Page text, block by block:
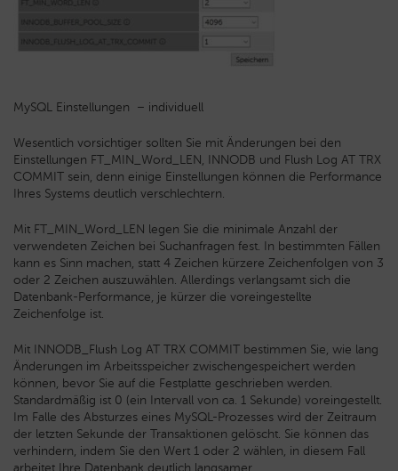
MySQL Einstellungen – individuell
Wesentlich vorsichtiger sollten Sie mit Änderungen bei den
Einstellungen FT_MIN_Word_LEN, INNODB und Flush Log AT TRX
COMMIT sein, denn einige Einstellungen können die Performance
Ihres Systems deutlich verschlechtern.
Mit FT_MIN_Word_LEN legen Sie die minimale Anzahl der
verwendeten Zeichen bei Suchanfragen fest. In bestimmten Fällen
kann es Sinn machen, statt 4 Zeichen kürzere Zeichenfolgen von 3
oder 2 Zeichen auszuwählen. Allerdings verlangsamt sich die
Datenbank-Performance, je kürzer die voreingestellte
Zeichenfolge ist.
Mit INNODB_Flush Log AT TRX COMMIT bestimmen Sie, wie lang
Änderungen im Arbeitsspeicher zwischengespeichert werden
können, bevor Sie auf die Festplatte geschrieben werden.
Standardmäßig ist 0 (ein Intervall von ca. 1 Sekunde) voreingestellt.
Im Falle des Absturzes eines MySQL-Prozesses wird der Zeitraum
der letzten Sekunde der Transaktionen gelöscht. Sie können das
verhindern, indem Sie den Wert 1 oder 2 wählen, in diesem Fall
arbeitet Ihre Datenbank deutlich langsamer.